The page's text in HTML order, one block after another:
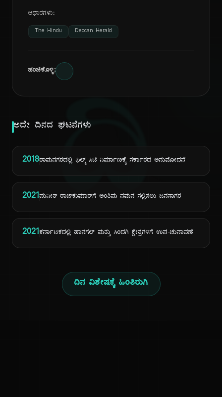
ದಿ
ಆಧಾರಗಳು:
The Hindu Deccan Herald
ಹಂಚಿಕೊಳ್ಳಿ:
ಅದೇ ದಿನದ ಘಟನೆಗಳು
2018ರಾಮನಗರದಲ್ಲಿ ಫಿಲ್ಮ್ ಸಿಟಿ ನಿರ್ಮಾಣಕ್ಕೆ ಸರ್ಕಾರದ ಅನುಮೋದನೆ
2021ಪುನೀತ್ ರಾಜ್‌ಕುಮಾರ್‌ಗೆ ಅಂತಿಮ ನಮನ ಸಲ್ಲಿಸಲು ಜನಸಾಗರ
2021ಕರ್ನಾಟಕದಲ್ಲಿ ಹಾನಗಲ್ ಮತ್ತು ಸಿಂದಗಿ ಕ್ಷೇತ್ರಗಳಿಗೆ ಉಪ-ಚುನಾವಣೆ
ದಿನ ವಿಶೇಷಕ್ಕೆ ಹಿಂತಿರುಗಿ